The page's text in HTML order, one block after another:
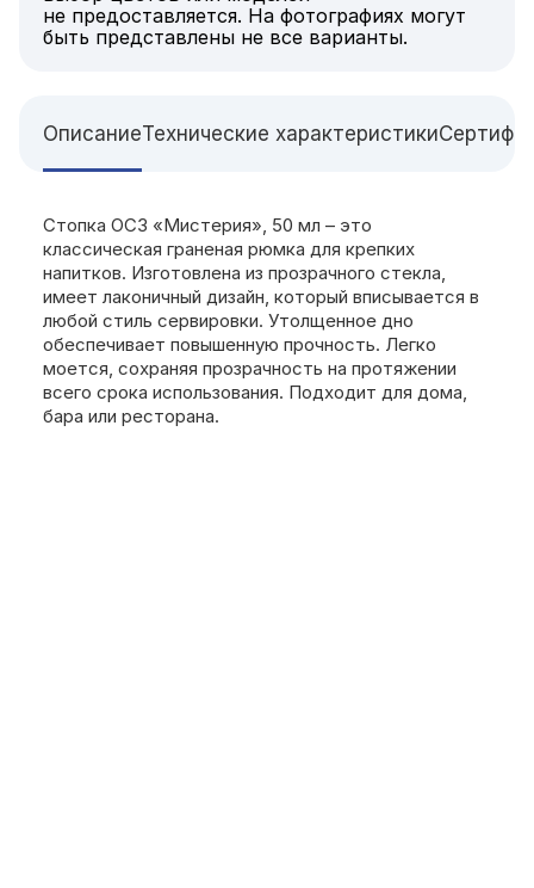
не предоставляется. На фотографиях могут
быть представлены не все варианты.
ОписаниеТехнические характеристики
Стопка ОСЗ «Мистерия», 50 мл – это
классическая граненая рюмка для крепких
напитков. Изготовлена из прозрачного стекла,
имеет лаконичный дизайн, который вписывается в
любой стиль сервировки. Утолщенное дно
обеспечивает повышенную прочность. Легко
моется, сохраняя прозрачность на протяжении
всего срока использования. Подходит для дома,
бара или ресторана.